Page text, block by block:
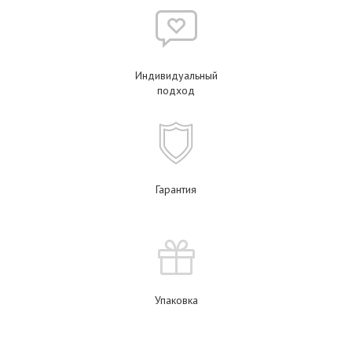
Индивидуальный
подход
Гарантия
Упаковка